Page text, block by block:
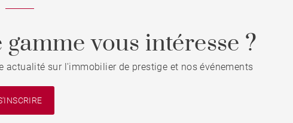
vous intéresse ?
actualité sur l'immobilier de prestige et nos événements